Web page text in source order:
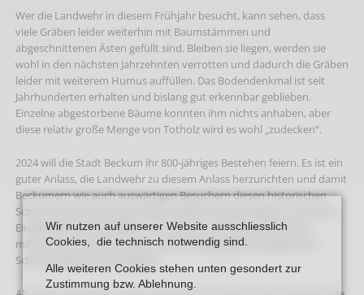
Wer die Landwehr in diesem Frühjahr besucht, kann sehen, dass
viele Gräben leider weiterhin mit Baumstämmen und
abgeschnittenen Ästen gefüllt sind. Bleiben sie liegen, werden sie
wohl in den nächsten Jahrzehnten verrotten und dadurch die Gräben
leider mit weiterem Humus auffüllen. Das Bodendenkmal ist seit
Jahrhunderten erhalten und bislang gut erkennbar geblieben.
Einzelne abgestorbene Bäume konnten ihm nichts anhaben, aber
diese relativ große Menge von Totholz wird es wohl „zudecken“.
2024 will die Stadt Beckum ihr 800-jähriges Bestehen feiern. Es ist ein
guter Anlass, die Landwehr zu diesem Anlass herzurichten und damit
Beckumern wie auch auswärtigen Besuchern diesen historischen
Schatz in gut erkennbarer Weise wieder nahezubringen zu können.
Einige Informationstafeln, vom Heimat- und Geschichtsverein
mitfinanziert, könnten über unsere einzigartige mittelalterliche
Schutzanlage Auskunft geben.
Wir nutzen auf unserer Website ausschliesslich
Cookies, die technisch notwendig sind.
Alle weiteren Cookies stehen unten gesondert zur
Zustimmung bzw. Ablehnung.